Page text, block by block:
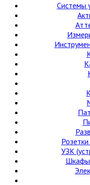
Cистемы
УЗК
Шкафы